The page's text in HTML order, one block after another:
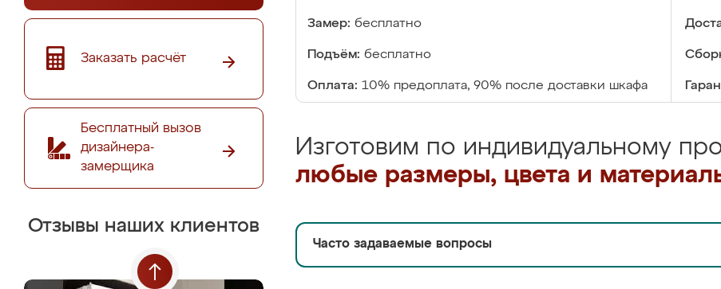
Заказать расчёт
Бесплатный вызов
дизайнера-
замерщика
Отзывы наших клиентов
Замер: бесплатно
Подъём: бесплатно
Оплата: 10% предоплата, 90% после доставки шкафа
Изготовим по индивидуальному
любые размеры, цвета и
Часто задаваемые вопросы